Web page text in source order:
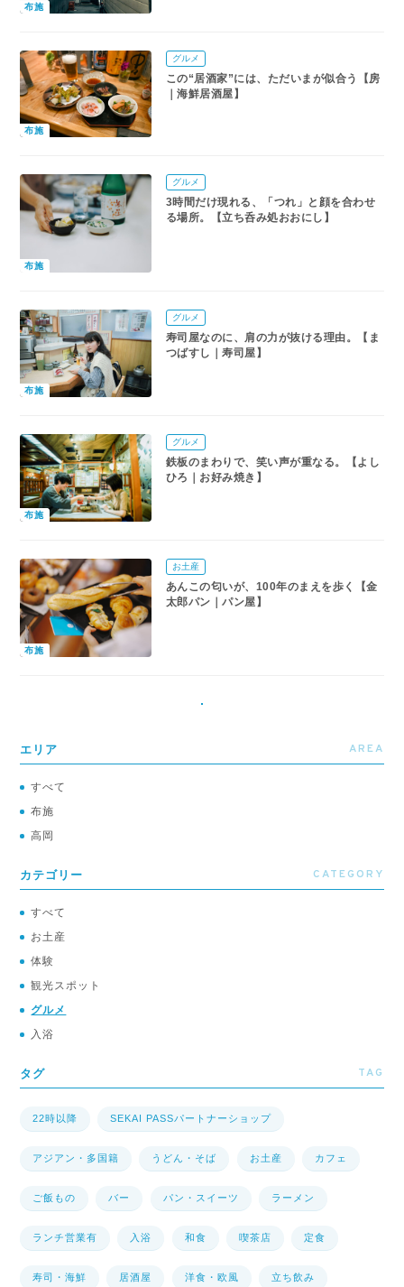
布施
布施
グルメ
この“居酒家”には、ただいまが似合う【房
｜海鮮居酒屋】
布施
グルメ
3時間だけ現れる、「つれ」と顔を合わせ
る場所。【立ち呑み処おおにし】
布施
グルメ
寿司屋なのに、肩の力が抜ける理由。【ま
つばすし｜寿司屋】
布施
グルメ
鉄板のまわりで、笑い声が重なる。【よし
ひろ｜お好み焼き】
布施
お土産
あんこの匂いが、100年のまえを歩く【金
太郎パン｜パン屋】
エリア AREA
すべて
布施
高岡
カテゴリー CATEGORY
すべて
お土産
体験
観光スポット
グルメ
入浴
タグ TAG
22時以降 SEKAI PASSパートナーショップ
アジアン・多国籍 うどん・そば お土産 カフェ
ご飯もの バー パン・スイーツ ラーメン
ランチ営業有 入浴 和食 喫茶店 定食
寿司・海鮮 居酒屋 洋食・欧風 立ち飲み